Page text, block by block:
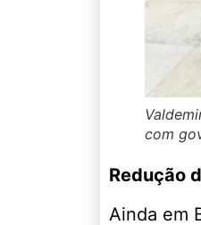
com
Redução
Ainda em